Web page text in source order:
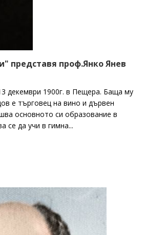
представя проф.Янко Янев
декември 1900г. в Пещера. Баща му
е търговец на вино и дървен
основното си образование в
се да учи в гимна...